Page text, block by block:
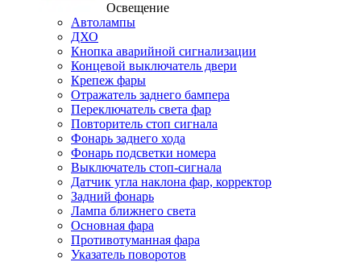
Освещение
Автолампы
ДХО
Кнопка аварийной сигнализации
Концевой выключатель двери
Крепеж фары
Отражатель заднего бампера
Переключатель света фар
Повторитель стоп сигнала
Фонарь заднего хода
Фонарь подсветки номера
Выключатель стоп-сигнала
Датчик угла наклона фар, корректор
Задний фонарь
Лампа ближнего света
Основная фара
Противотуманная фара
Указатель поворотов